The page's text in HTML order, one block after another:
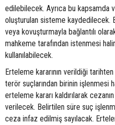
edilebilecek. Ayrıca bu kapsamda
oluşturulan sisteme kaydedilecek.
veya kovuşturmayla bağlantılı
mahkeme tarafından istenmesi
kullanılabilecek.
Erteleme kararının verildiği
terör suçlarından birinin işlenmesi
erteleme kararı kaldırılarak
verilecek. Belirtilen süre suç
ceza infaz edilmiş sayılacak.